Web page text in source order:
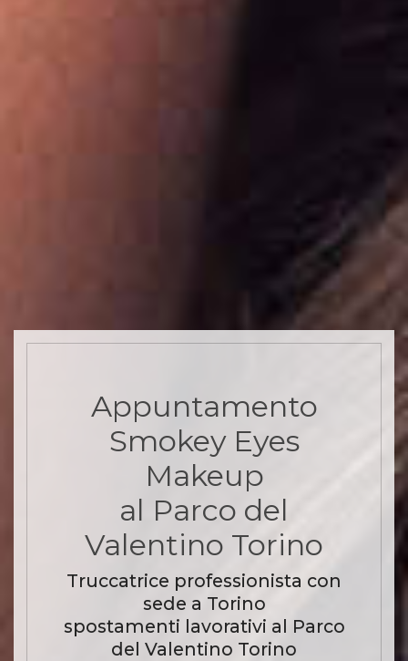
Appuntamento
Smokey Eyes
Makeup
al Parco del
Valentino Torino
Truccatrice professionista con
sede a Torino
spostamenti lavorativi al Parco
del Valentino Torino